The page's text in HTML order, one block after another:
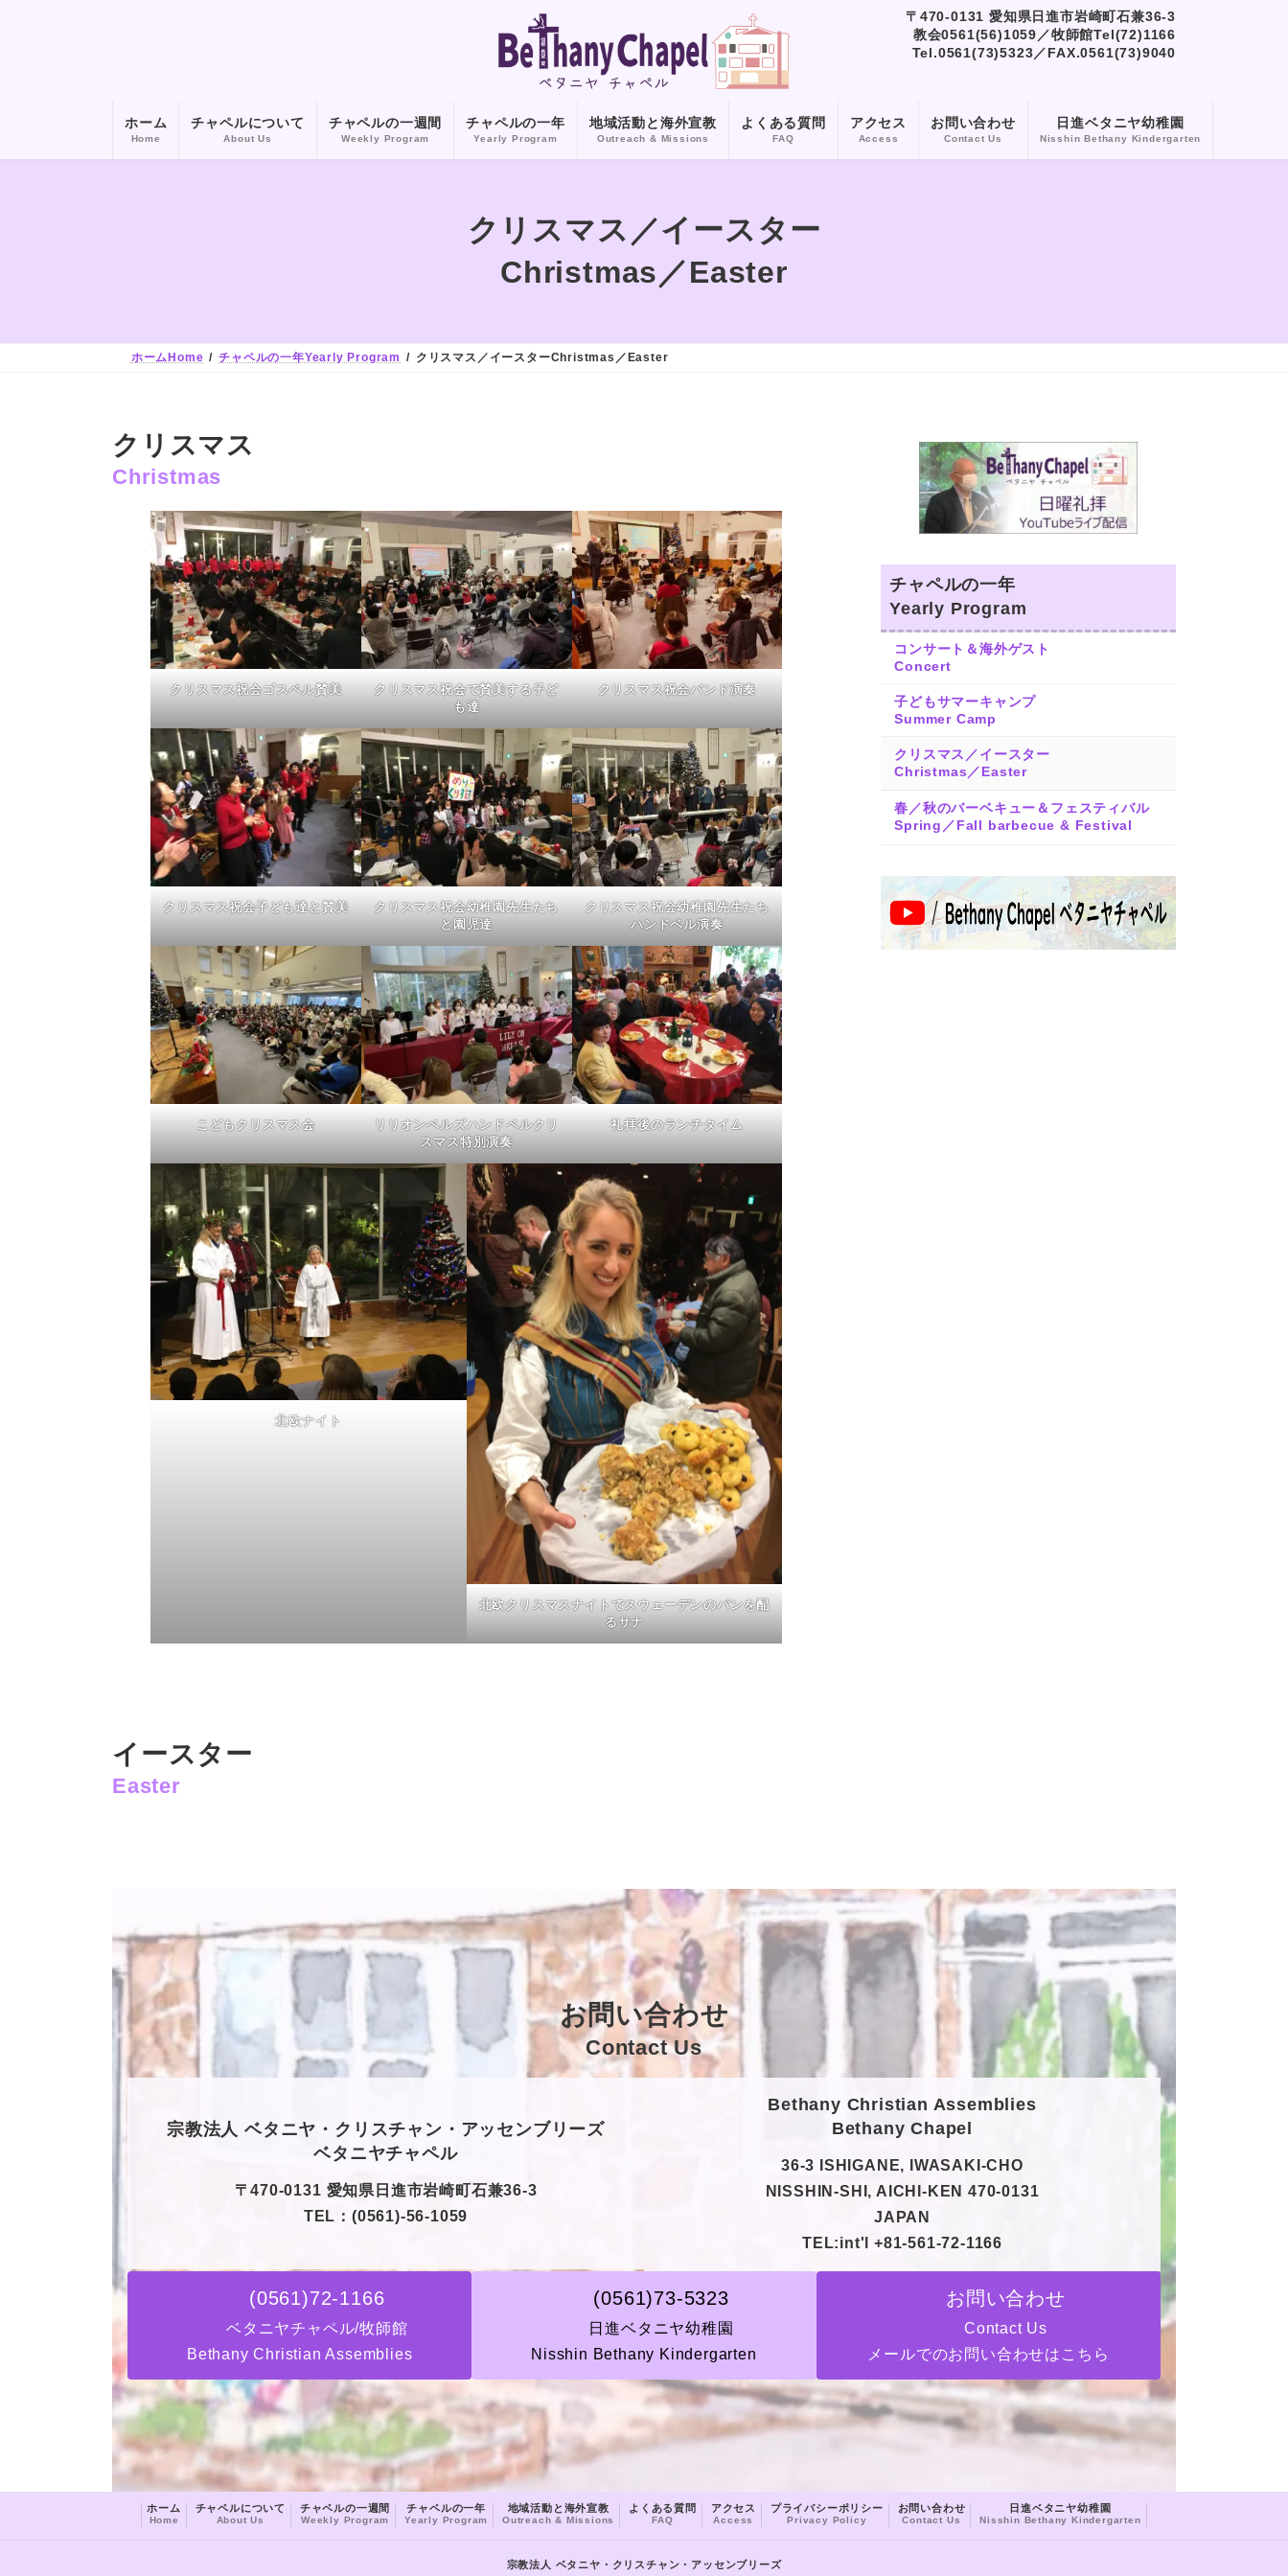
〒470-0131 愛知県日進市岩崎町石兼36-3
教会0561(56)1059／牧師館Tel(72)1166
Tel.0561(73)5323／FAX.0561(73)9040
ホーム
Home
チャペルについて
About Us
チャペルの一週間
Weekly Program
チャペルの一年
Yearly Program
地域活動と海外宣教
Outreach & Missions
よくある質問
FAQ
アクセス
Access
お問い合わせ
Contact Us
日進ベタニヤ幼稚園
Nisshin Bethany Kindergarten
クリスマス／イースター
Christmas／Easter
ホームHome チャペルの一年Yearly Program クリスマス／イースターChristmas／Easter
クリスマス
Christmas
クリスマス祝会ゴスペル賛美
クリスマス祝会で賛美する子ど
も達
クリスマス祝会バンド演奏
クリスマス祝会子ども達と賛美
クリスマス祝会幼稚園先生たち
と園児達
クリスマス祝会幼稚園先生たち
ハンドベル演奏
こどもクリスマス会
リリオンベルズハンドベルクリ
スマス特別演奏
礼拝後のランチタイム
北欧ナイト
北欧クリスマスナイトでスウェーデンのパンを配
るサナ
イースター
Easter
チャペルの一年
Yearly Program
コンサート＆海外ゲスト
Concert
子どもサマーキャンプ
Summer Camp
クリスマス／イースター
Christmas／Easter
春／秋のバーベキュー＆フェスティバル
Spring／Fall barbecue & Festival
お問い合わせ
Contact Us
宗教法人 ベタニヤ・クリスチャン・アッセンブリーズ
ベタニヤチャペル
〒470-0131 愛知県日進市岩崎町石兼36-3
TEL：(0561)-56-1059
Bethany Christian Assemblies
Bethany Chapel
36-3 ISHIGANE, IWASAKI-CHO
NISSHIN-SHI, AICHI-KEN 470-0131
JAPAN
TEL:int'l +81-561-72-1166
(0561)72-1166
ベタニヤチャペル/牧師館
Bethany Christian Assemblies
(0561)73-5323
日進ベタニヤ幼稚園
Nisshin Bethany Kindergarten
お問い合わせ
Contact Us
メールでのお問い合わせはこちら
ホーム
Home
チャペルについて
About Us
チャペルの一週間
Weekly Program
チャペルの一年
Yearly Program
地域活動と海外宣教
Outreach & Missions
よくある質問
FAQ
アクセス
Access
プライバシーポリシー
Privacy Policy
お問い合わせ
Contact Us
日進ベタニヤ幼稚園
Nisshin Bethany Kindergarten
宗教法人 ベタニヤ・クリスチャン・アッセンブリーズ